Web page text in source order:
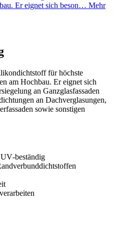
Er eignet sich beson… Mehr
für höchste
am Hochbau. Er eignet sich
an Ganzglasfassaden
an Dachverglasungen,
sowie sonstigen